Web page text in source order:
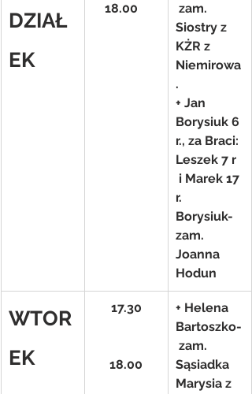
DZIAŁ
EK
18.00
zam.
Siostry z
KŻR z
Niemirowa
.
+ Jan
Borysiuk 6
r., za Braci:
Leszek 7 r
i Marek 17
r.
Borysiuk-
zam.
Joanna
Hodun
WTOR
EK
17.30
18.00
+ Helena
Bartoszko-
zam.
Sąsiadka
Marysia z